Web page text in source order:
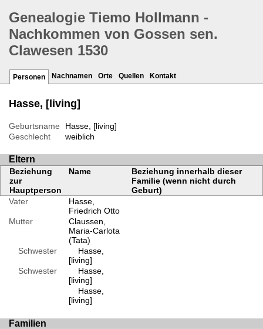
Genealogie Tiemo Hollmann -
Nachkommen von Gossen sen.
Clawesen 1530
Personen Nachnamen Orte Quellen Kontakt
Hasse, [living]
Geburtsname
Hasse, [living]
Geschlecht
weiblich
Eltern
Beziehung
zur
Hauptperson
Name
Beziehung innerhalb dieser
Familie (wenn nicht durch
Geburt)
Vater
Hasse,
Friedrich Otto
Mutter
Claussen,
Maria-Carlota
(Tata)
Schwester
Hasse,
[living]
Schwester
Hasse,
[living]
Hasse,
[living]
Familien